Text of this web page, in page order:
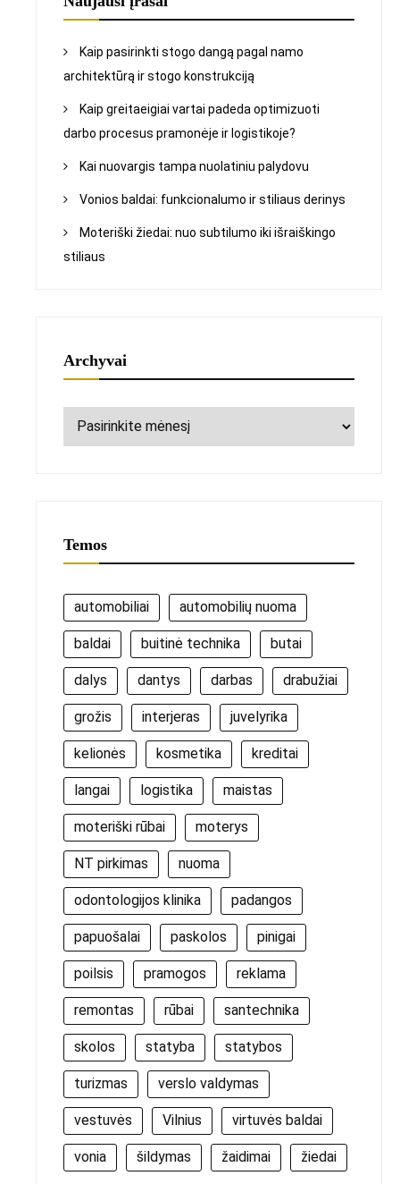
Kaip pasirinkti stogo dangą pagal namo
architektūrą ir stogo konstrukciją
Kaip greitaeigiai vartai padeda optimizuoti
darbo procesus pramonėje ir logistikoje?
Kai nuovargis tampa nuolatiniu palydovu
Vonios baldai: funkcionalumo ir stiliaus derinys
Moteriški žiedai: nuo subtilumo iki išraiškingo
stiliaus
Archyvai
Archyvai
Temos
automobiliai automobilių nuoma
baldai buitinė technika butai
dalys dantys darbas drabužiai
grožis interjeras juvelyrika
kelionės kosmetika kreditai
langai logistika maistas
moteriški rūbai moterys
NT pirkimas nuoma
odontologijos klinika padangos
papuošalai paskolos pinigai
poilsis pramogos reklama
remontas rūbai santechnika
skolos statyba statybos
turizmas verslo valdymas
vestuvės Vilnius virtuvės baldai
vonia šildymas žaidimai žiedai